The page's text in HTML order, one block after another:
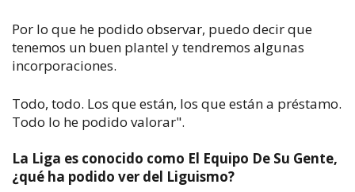
Por lo que he podido observar, puedo decir que
tenemos un buen plantel y tendremos algunas
incorporaciones.
Todo, todo. Los que están, los que están a préstamo.
Todo lo he podido valorar".
La Liga es conocido como El Equipo De Su Gente,
¿qué ha podido ver del Liguismo?